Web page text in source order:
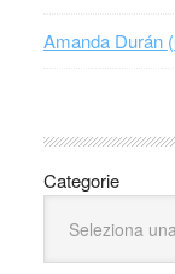
Amanda Durán
Categorie